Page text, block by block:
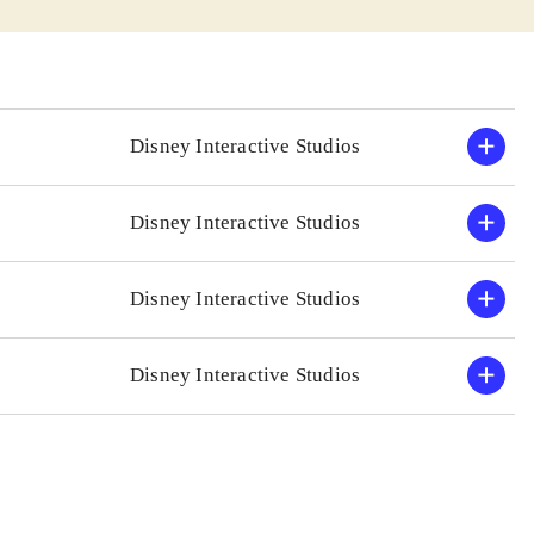
mikrofon og
de andre.
30 numre kan
Demi Lovato.
Disney Interactive Studios
Disney Interactive Studios
Disney Interactive Studios
Disney Interactive Studios